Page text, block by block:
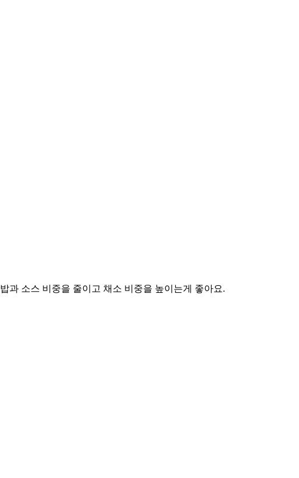
밥과 소스 비중을 줄이고 채소 비중을 높이는게 좋아요.